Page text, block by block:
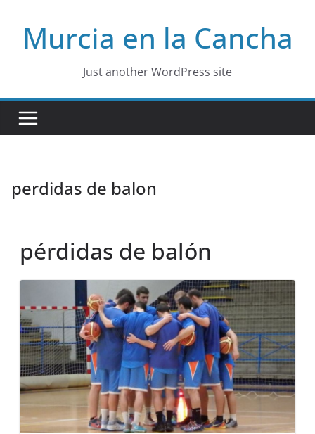
contentMurcia en la Cancha
Just another WordPress site
perdidas de balon
pérdidas de balón